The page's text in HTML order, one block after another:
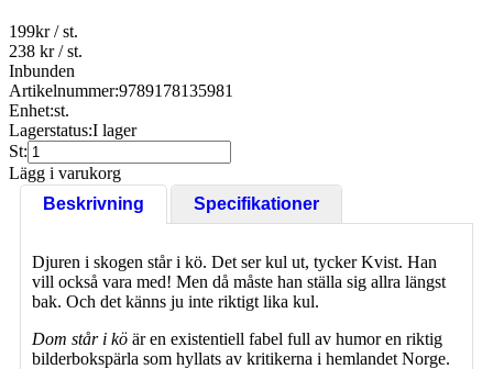
199kr/ st.
238 kr/ st.
Inbunden
Artikelnummer:9789178135981
Enhet:st.
Lagerstatus:I lager
St:
Lägg i varukorg
Beskrivning
Specifikationer
Djuren i skogen står i kö. Det ser kul ut, tycker Kvist. Han
vill också vara med! Men då måste han ställa sig allra längst
bak. Och det känns ju inte riktigt lika kul.
Dom står i kö är en existentiell fabel full av humor en riktig
bilderbokspärla som hyllats av kritikerna i hemlandet Norge.